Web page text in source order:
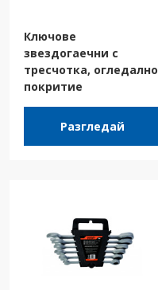
Ключове
звездогаечни с
тресчотка, огледално
покритие
Разгледай